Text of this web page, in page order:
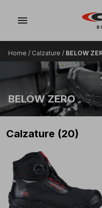
menu
Home / Calzature / BELOW
BELOW ZERO
Calzature (20)